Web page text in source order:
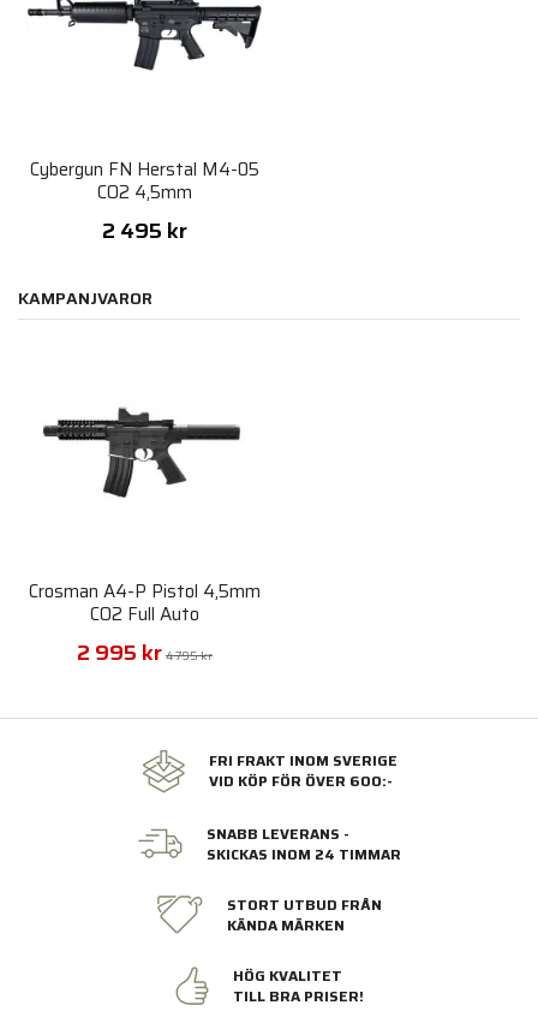
Cybergun FN Herstal M4-05
CO2 4,5mm
2 495 kr
KAMPANJVAROR
Crosman A4-P Pistol 4,5mm
CO2 Full Auto
2 995 kr 4 795 kr
FRI FRAKT INOM SVERIGE
VID KÖP FÖR ÖVER 600:-
SNABB LEVERANS -
SKICKAS INOM 24 TIMMAR
STORT UTBUD FRÅN
KÄNDA MÄRKEN
HÖG KVALITET
TILL BRA PRISER!